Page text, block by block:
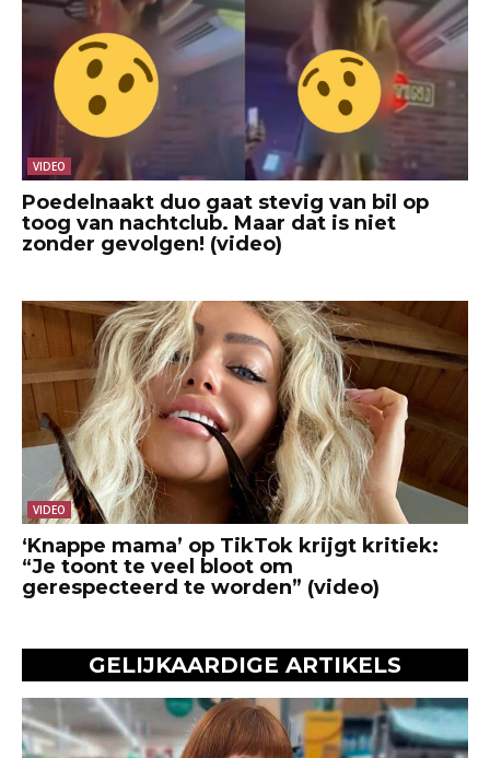
VIDEO
Poedelnaakt duo gaat stevig van bil op
toog van nachtclub. Maar dat is niet
zonder gevolgen! (video)
VIDEO
‘Knappe mama’ op TikTok krijgt kritiek:
“Je toont te veel bloot om
gerespecteerd te worden” (video)
GELIJKAARDIGE ARTIKELS